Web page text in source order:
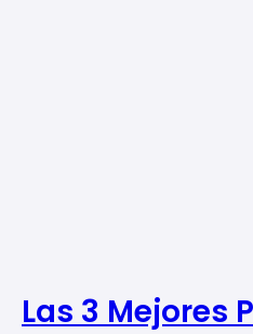
Las 3 Mejores